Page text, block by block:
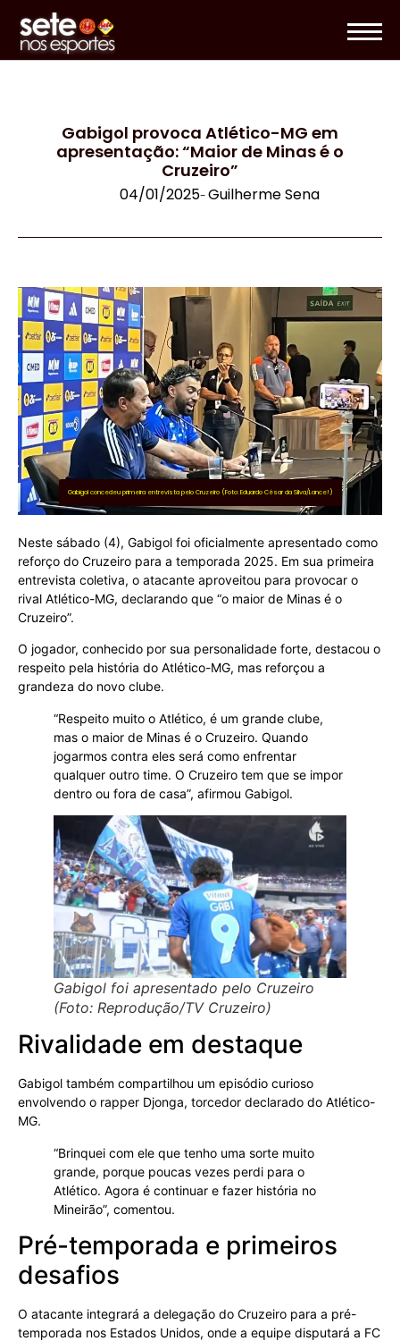
Gabigol provoca Atlético-MG em
apresentação: “Maior de Minas é o
Cruzeiro”
04/01/2025-Guilherme Sena
Gabigol concedeu primeira entrevista pelo Cruzeiro (Foto: Eduardo César da Silva/Lance!)
Neste sábado (4), Gabigol foi oficialmente apresentado como
reforço do Cruzeiro para a temporada 2025. Em sua primeira
entrevista coletiva, o atacante aproveitou para provocar o
rival Atlético-MG, declarando que “o maior de Minas é o
Cruzeiro”.
O jogador, conhecido por sua personalidade forte, destacou o
respeito pela história do Atlético-MG, mas reforçou a
grandeza do novo clube.
“Respeito muito o Atlético, é um grande clube,
mas o maior de Minas é o Cruzeiro. Quando
jogarmos contra eles será como enfrentar
qualquer outro time. O Cruzeiro tem que se impor
dentro ou fora de casa”, afirmou Gabigol.
Gabigol foi apresentado pelo Cruzeiro
(Foto: Reprodução/TV Cruzeiro)
Rivalidade em destaque
Gabigol também compartilhou um episódio curioso
envolvendo o rapper Djonga, torcedor declarado do Atlético-
MG.
“Brinquei com ele que tenho uma sorte muito
grande, porque poucas vezes perdi para o
Atlético. Agora é continuar e fazer história no
Mineirão”, comentou.
Pré-temporada e primeiros
desafios
O atacante integrará a delegação do Cruzeiro para a pré-
temporada nos Estados Unidos, onde a equipe disputará a FC